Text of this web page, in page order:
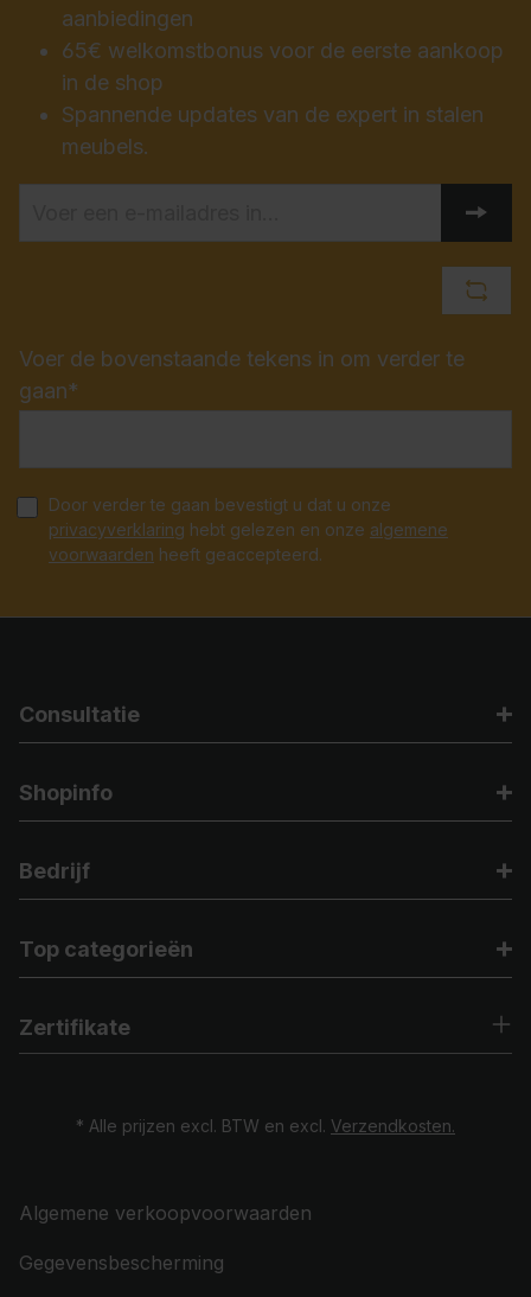
aanbiedingen
65€ welkomstbonus voor de eerste aankoop
in de shop
Spannende updates van de expert in stalen
meubels.
Voer de bovenstaande tekens in om verder te
gaan*
Door verder te gaan bevestigt u dat u onze
privacyverklaring hebt gelezen en onze algemene
voorwaarden heeft geaccepteerd.
Consultatie
Shopinfo
Bedrijf
Top categorieën
Zertifikate
* Alle prijzen excl. BTW en excl. Verzendkosten.
Algemene verkoopvoorwaarden
Gegevensbescherming